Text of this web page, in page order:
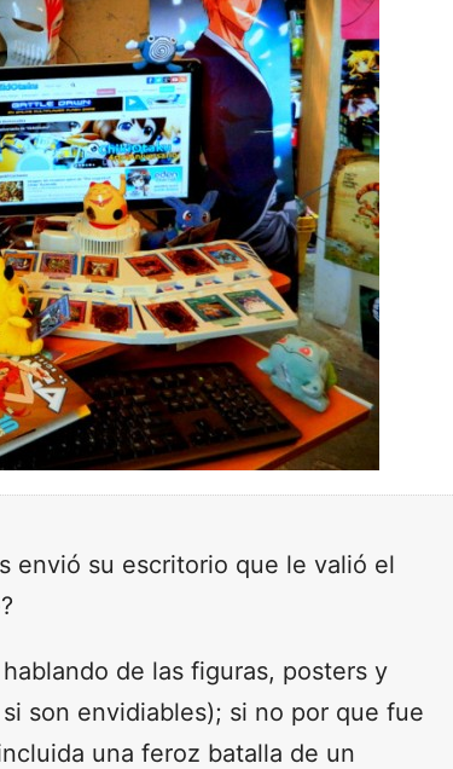
envió su escritorio que le valió el
de las figuras, posters y
son envidiables); si no por que fue
una feroz batalla de un